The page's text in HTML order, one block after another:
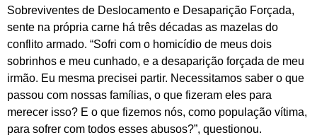
Sobreviventes de Deslocamento e Desaparição Forçada,
sente na própria carne há três décadas as mazelas do
conflito armado. “Sofri com o homicídio de meus dois
sobrinhos e meu cunhado, e a desaparição forçada de meu
irmão. Eu mesma precisei partir. Necessitamos saber o que
passou com nossas famílias, o que fizeram eles para
merecer isso? E o que fizemos nós, como população vítima,
para sofrer com todos esses abusos?”, questionou.